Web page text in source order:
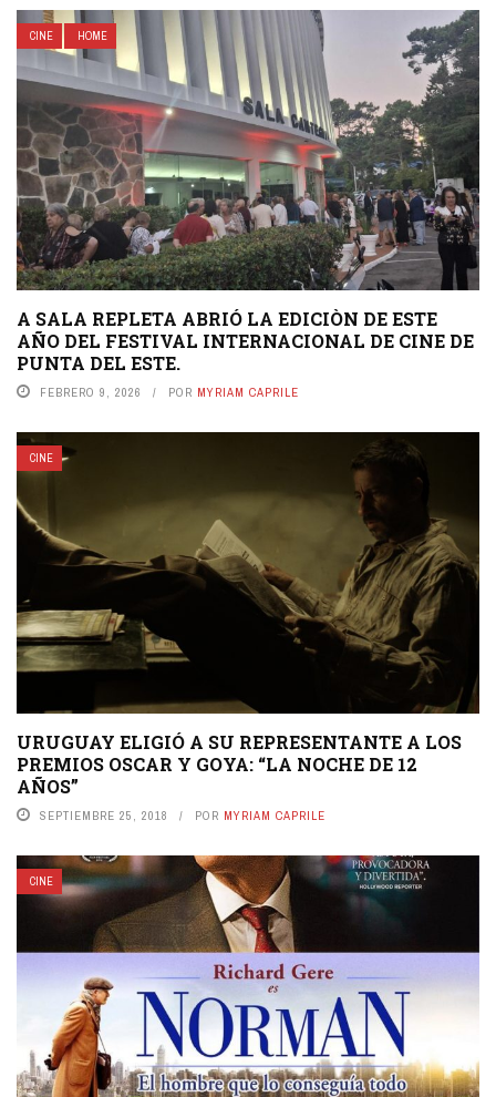
CINE HOME
A SALA REPLETA ABRIÓ LA EDICIÒN DE ESTE
AÑO DEL FESTIVAL INTERNACIONAL DE CINE DE
PUNTA DEL ESTE.
FEBRERO 9, 2026 POR MYRIAM CAPRILE
CINE
URUGUAY ELIGIÓ A SU REPRESENTANTE A LOS
PREMIOS OSCAR Y GOYA: “LA NOCHE DE 12
AÑOS”
SEPTIEMBRE 25, 2018 POR MYRIAM CAPRILE
CINE